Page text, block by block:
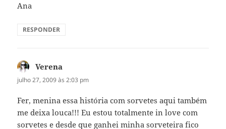
Ana
RESPONDER
Verena
julho 27, 2009 às 2:03 pm
Fer, menina essa história com sorvetes aqui também
me deixa louca!!! Eu estou totalmente in love com
sorvetes e desde que ganhei minha sorveteira fico